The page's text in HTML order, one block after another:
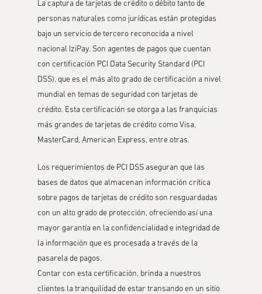
La captura de tarjetas de crédito o débito tanto de
personas naturales como jurídicas están protegidas
bajo un servicio de tercero reconocida a nivel
nacional IziPay. Son agentes de pagos que cuentan
con certificación PCI Data Security Standard (PCI
DSS), que es el más alto grado de certificación a nivel
mundial en temas de seguridad con tarjetas de
crédito. Esta certificación se otorga a las franquicias
más grandes de tarjetas de crédito como Visa,
MasterCard, American Express, entre otras.
Los requerimientos de PCI DSS aseguran que las
bases de datos que almacenan información crítica
sobre pagos de tarjetas de crédito son resguardadas
con un alto grado de protección, ofreciendo así una
mayor garantía en la confidencialidad e integridad de
la información que es procesada a través de la
pasarela de pagos.
Contar con esta certificación, brinda a nuestros
clientes la tranquilidad de estar transando en un sitio